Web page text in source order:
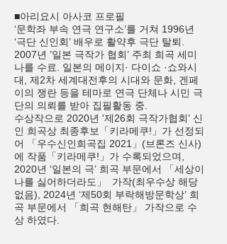
■아리요시 아사코 프로필
‘문학좌 부속 연극 연구소’를 거쳐 1996년
‘극단 신인회’ 배우로 활약후 극단 탈퇴.
2007년 ’일본 극작가 협회’ 주최 희곡 세미
나를 수료. 일본의 메이지· 다이쇼 ·쇼와시
대, 제2차 세계대전후의 시대와 문화, 겐페
이의 쟁란 등을 테마로 연극 단체나 시민 극
단의 의뢰를 받아 집필활동 중.
수상작으로 2020년 '제26회 극작가협회’ 신
인 희곡상 최종후보「키라메쿠!」가 선정되
어 「우수신인희곡집 2021」(브론즈 신사)
에 작품「키라메쿠!」가 수록되었으며,
2020년 ‘일본의 극’ 희곡 부문에서 「세상이
나를 싫어하더라도」 가작(최우수상 해당
없음), 2024년 ‘제50회 부락해방문학상’ 희
곡 부문에서 「희곡 현해탄」 가작으로 수
상 하였다.